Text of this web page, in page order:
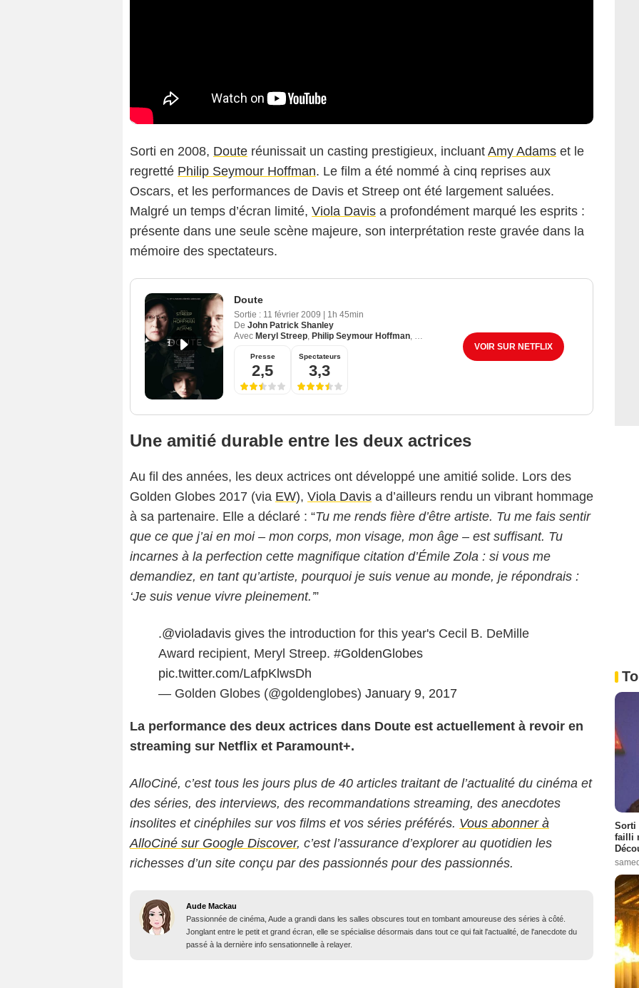
Sorti en 2008, Doute réunissait un casting prestigieux, incluant Amy Adams et le
regretté Philip Seymour Hoffman. Le film a été nommé à cinq reprises aux
Oscars, et les performances de Davis et Streep ont été largement saluées.
Malgré un temps d’écran limité, Viola Davis a profondément marqué les esprits :
présente dans une seule scène majeure, son interprétation reste gravée dans la
mémoire des spectateurs.
Doute
Sortie : 11 février 2009
1h 45min
De John Patrick Shanley
Avec Meryl Streep, Philip Seymour Hoffman, Amy Adams
Presse
2,5
Spectateurs
3,3
VOIR SUR NETFLIX
Une amitié durable entre les deux actrices
Au fil des années, les deux actrices ont développé une amitié solide. Lors des
Golden Globes 2017 (via EW), Viola Davis a d’ailleurs rendu un vibrant hommage
à sa partenaire. Elle a déclaré : “Tu me rends fière d’être artiste. Tu me fais sentir
que ce que j’ai en moi – mon corps, mon visage, mon âge – est suffisant. Tu
incarnes à la perfection cette magnifique citation d’Émile Zola : si vous me
demandiez, en tant qu’artiste, pourquoi je suis venue au monde, je répondrais :
‘Je suis venue vivre pleinement.’”
.@violadavis gives the introduction for this year's Cecil B. DeMille
Award recipient, Meryl Streep. #GoldenGlobes
pic.twitter.com/LafpKlwsDh
— Golden Globes (@goldenglobes) January 9, 2017
La performance des deux actrices dans Doute est actuellement à revoir en
streaming sur Netflix et Paramount+.
AlloCiné, c’est tous les jours plus de 40 articles traitant de l’actualité du cinéma et
des séries, des interviews, des recommandations streaming, des anecdotes
insolites et cinéphiles sur vos films et vos séries préférés. Vous abonner à
AlloCiné sur Google Discover, c’est l’assurance d’explorer au quotidien les
richesses d’un site conçu par des passionnés pour des passionnés.
Aude Mackau
Passionnée de cinéma, Aude a grandi dans les salles obscures tout en tombant amoureuse des séries à côté.
Jonglant entre le petit et grand écran, elle se spécialise désormais dans tout ce qui fait l'actualité, de l'anecdote du
passé à la dernière info sensationnelle à relayer.
Sorti
failli